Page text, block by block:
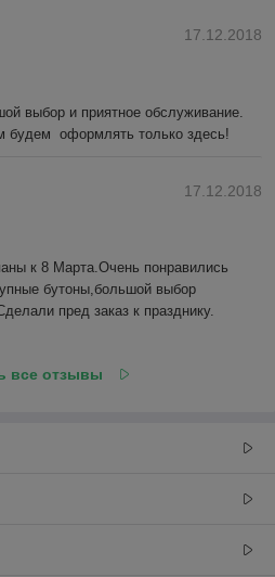
17.12.2018
выбор и приятное обслуживание.
будем  оформлять только здесь!
17.12.2018
к 8 Марта.Очень понравились
бутоны,большой выбор
пред заказ к празднику.
все отзывы